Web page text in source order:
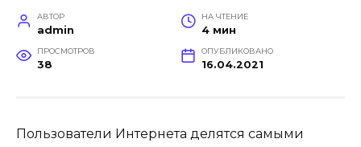
АВТОР
admin
НА ЧТЕНИЕ
4 мин
ПРОСМОТРОВ
38
ОПУБЛИКОВАНО
16.04.2021
Пользователи Интернета делятся самыми